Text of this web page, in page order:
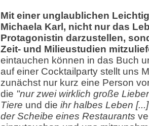
Mit einer unglaublichen
Michaela Karl, nicht nur das
Protagonistin darzustellen,
Zeit- und Milieustudien
eintauchen können in das Buch
auf einer Cocktailparty stellt uns
zunächst nur kurz eine Person
die "nur zwei wirklich große
Tiere und die ihr halbes Leben
der Scheibe eines Restaurants